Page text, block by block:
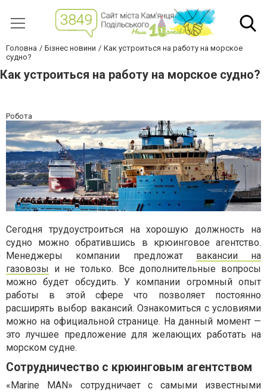
Головна Бізнес новини
Как устроиться на работу на морское
судно?
Как устроиться на работу на морское судно?
Робота
Сегодня трудоустроиться на хорошую должность на
судно можно обратившись в крюинговое агентство.
Менеджеры компании предложат вакансии на
газовозы и не только. Все дополнительные вопросы
можно будет обсудить. У компании огромный опыт
работы в этой сфере что позволяет постоянно
расширять выбор вакансий. Ознакомиться с условиями
можно на официальной странице. На данный момент —
это лучшее предложение для желающих работать на
морском судне.
Сотрудничество с крюинговым агентством
«Marine MAN» сотрудничает с самыми известными